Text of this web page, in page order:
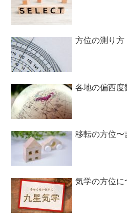
方位の測り方
各地の偏西度
移転の方位〜
気学の方位に